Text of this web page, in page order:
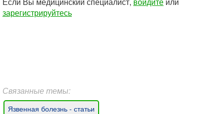
зарегистрируйтесь
Связанные темы:
Язвенная болезнь - статьи